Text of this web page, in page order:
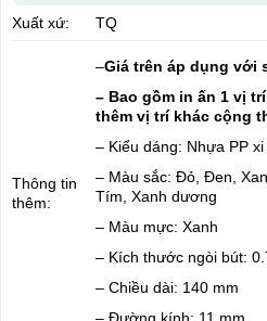
Xuất xứ: TQ
Thông tin
thêm:
–Giá trên áp dụng với
– Bao gồm in ấn 1 vị
thêm vị trí khác cộng
– Kiểu dáng: Nhựa PP
– Màu sắc: Đỏ, Đen,
Tím, Xanh dương
– Màu mực: Xanh
– Kích thước ngòi bút:
– Chiều dài: 140 mm